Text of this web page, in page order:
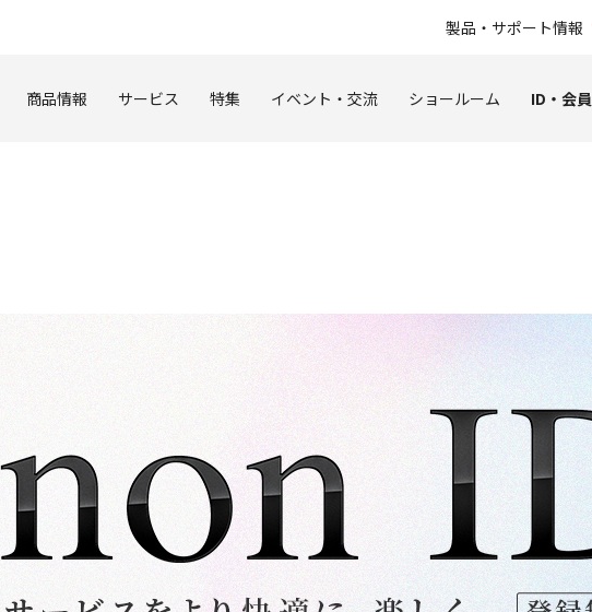
製品・サポート情報
商品情報 サービス 特集 イベント・交流 ショールーム ID・会員